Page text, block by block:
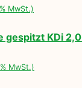
MwSt.)
gespitzt KDi
MwSt.)